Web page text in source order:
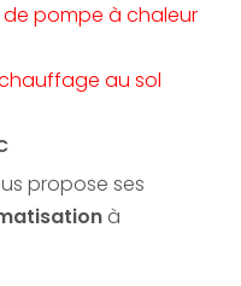
de pompe à chaleur
au sol
propose ses
à